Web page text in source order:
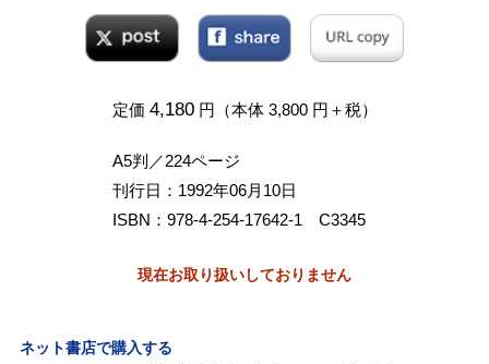
定価 4,180円（本体 3,800 円＋税）
A5判／224ページ
刊行日：1992年06月10日
ISBN：978-4-254-17642-1 C3345
現在お取り扱いしておりません
ネット書店で購入する